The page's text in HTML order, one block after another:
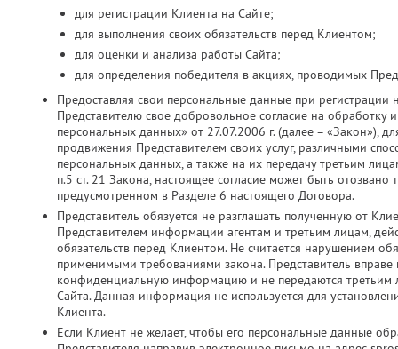
для регистрации Клиента на Сайте;
для выполнения своих обязательств перед Клиентом;
для оценки и анализа работы Сайта;
для определения победителя в акциях, проводимых
Предоставляя свои персональные данные при
Представителю свое добровольное согласие на обработку
персональных данных» от 27.07.2006 г. (далее – «Закон»),
продвижения Представителем своих услуг, различными
персональных данных, а также на их передачу третьим
п.5 ст. 21 Закона, настоящее согласие может быть
предусмотренном в Разделе 6 настоящего Договора.
Представитель обязуется не разглашать полученную от
Представителем информации агентам и третьим лицам,
обязательств перед Клиентом. Не считается нарушением
применимыми требованиями закона. Представитель вправе
конфиденциальную информацию и не передаются третьим
Сайта. Данная информация не используется для
Клиента.
Если Клиент не желает, чтобы его персональные данные